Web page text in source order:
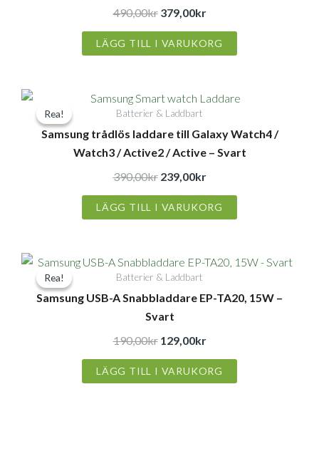
490,00kr 490,00kr.
379,00kr
LÄGG TILL I VARUKORG
Rea!
Rea! Batterier & Laddbart
Samsung trådlös laddare till Galaxy Watch4 /
Watch3 / Active2 / Active – Svart
390,00kr
Det
ursprungliga
priset
var:
390,00kr.
239,00kr
Det
priset
är:
LÄGG TILL I VARUKORG
Rea!
Rea! Batterier & Laddbart
Samsung USB-A Snabbladdare EP-TA20, 15W –
Svart
190,00kr
Det
ursprungliga
priset
var:
190,00kr.
129,00kr
Det
priset
LÄGG TILL I VARUKORG